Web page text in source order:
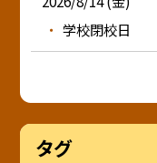
学校閉校日
タグ